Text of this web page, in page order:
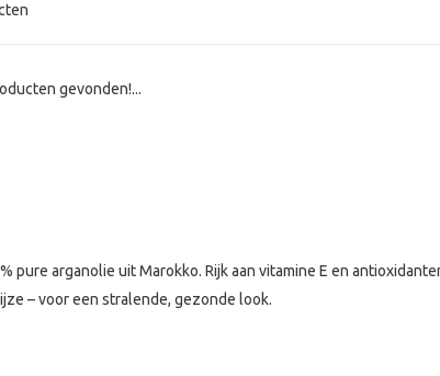
gevonden!...
arganolie uit Marokko. Rijk aan vitamine E en
– voor een stralende, gezonde look.